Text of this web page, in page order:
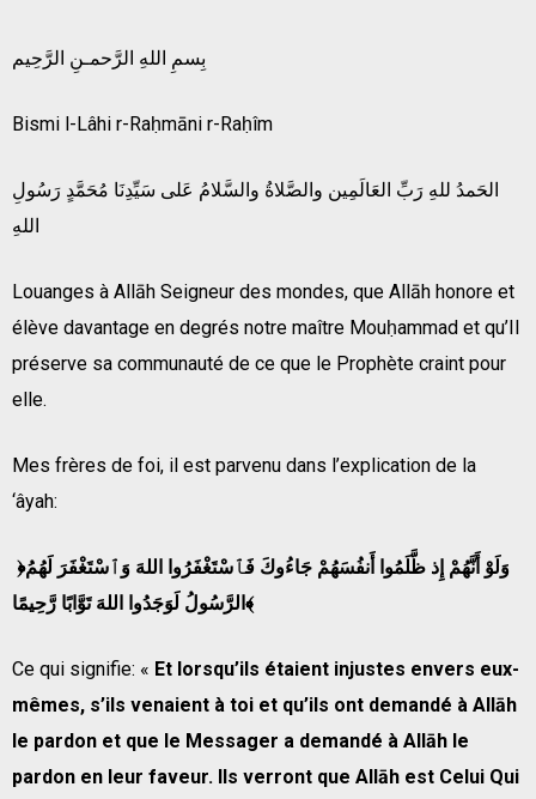
بِسمِ اللهِ الرَّحمـنِ الرَّحِيم
Bismi l-Lâhi r-Raḥmāni r-Raḥîm
الحَمدُ للهِ رَبِّ العَالَمِين والصَّلاةُ والسَّلامُ عَلى سَيِّدِنَا مُحَمَّدٍ رَسُولِ
اللهِ
Louanges à Allāh Seigneur des mondes, que Allāh honore et
élève davantage en degrés notre maître Mouḥammad et qu’Il
préserve sa communauté de ce que le Prophète craint pour
elle.
Mes frères de foi, il est parvenu dans l’explication de la
‘âyah:
﴿وَلَوْ أَنَّهُمْ إِذ ظَّلَمُوا أَنفُسَهُمْ جَاءُوكَ فَٱسْتَغْفَرُوا اللهَ وَٱسْتَغْفَرَ لَهُمُ
الرَّسُولُ لَوَجَدُوا اللهَ تَوَّابًا رَّحِيمًا﴾
Ce qui signifie: « Et lorsqu’ils étaient injustes envers eux-
mêmes, s’ils venaient à toi et qu’ils ont demandé à Allāh
le pardon et que le Messager a demandé à Allāh le
pardon en leur faveur. Ils verront que Allāh est Celui Qui